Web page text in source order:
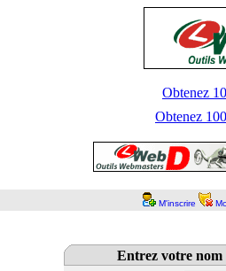
Obtenez
Obtenez
M'inscrire
Entrez votre nom